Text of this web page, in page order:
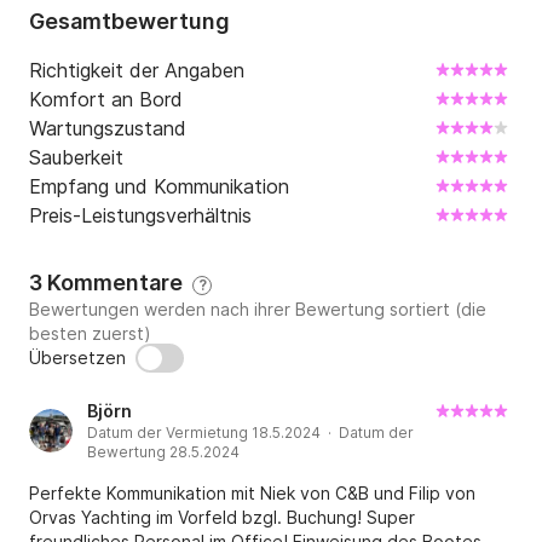
WICHTIG:
Der Skipper muss vor Ort eine gültige Lizenz für
Größe und Tonnage des Bootes besitzen und
vorweisen, die nach dem kroatischen Seerecht
(gültige Lizenzen) und das UKW-Funkzertifikat
erforderlich sind.
Gesamtbewertung
Richtigkeit der Angaben
Komfort an Bord
Wartungszustand
Sauberkeit
Empfang und Kommunikation
Preis-Leistungsverhältnis
3 Kommentare ?
Bewertungen werden nach ihrer Bewertung sortiert (die
besten zuerst)
Übersetzen
Björn
Datum der Vermietung 18.5.2024 · Datum der
Bewertung 28.5.2024
Perfekte Kommunikation mit Niek von C&B und Filip von
Orvas Yachting im Vorfeld bzgl. Buchung! Super